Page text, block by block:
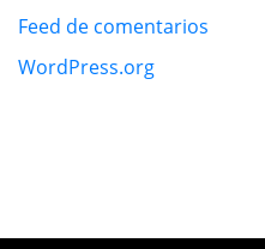
Feed de comentarios
WordPress.org